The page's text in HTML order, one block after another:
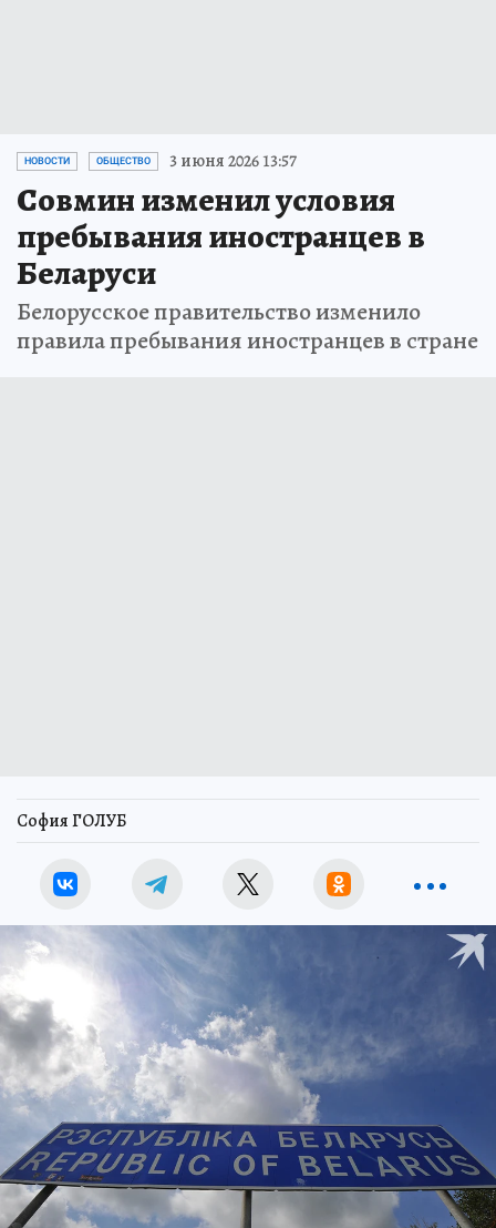
НОВОСТИ ОБЩЕСТВО 3 июня 2026 13:57
Совмин изменил условия
пребывания иностранцев в
Беларуси
Белорусское правительство изменило
правила пребывания иностранцев в стране
София ГОЛУБ